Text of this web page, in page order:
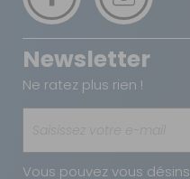
Newsletter
Ne ratez plus rien !
Vous pouvez vous